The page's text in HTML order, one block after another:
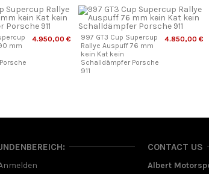
mm
4.950,00 €
997 GT3 Cup Supercup
Rallye Auspuff 76 mm
kein Kat kein
Schalldämpfer Porsche
911
4.850,00 €
CONTACT US
Albert